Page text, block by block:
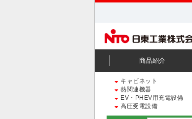
商品紹介
キャビネット
熱関連機器
EV・PHEV用充電設備
高圧受電設備